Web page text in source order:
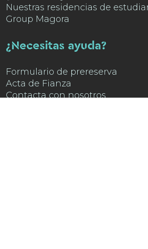
Nuestras residencias de
Group Magora
¿Necesitas ayuda?
Formulario de prereserva
Acta de Fianza
Contacta con nosotros